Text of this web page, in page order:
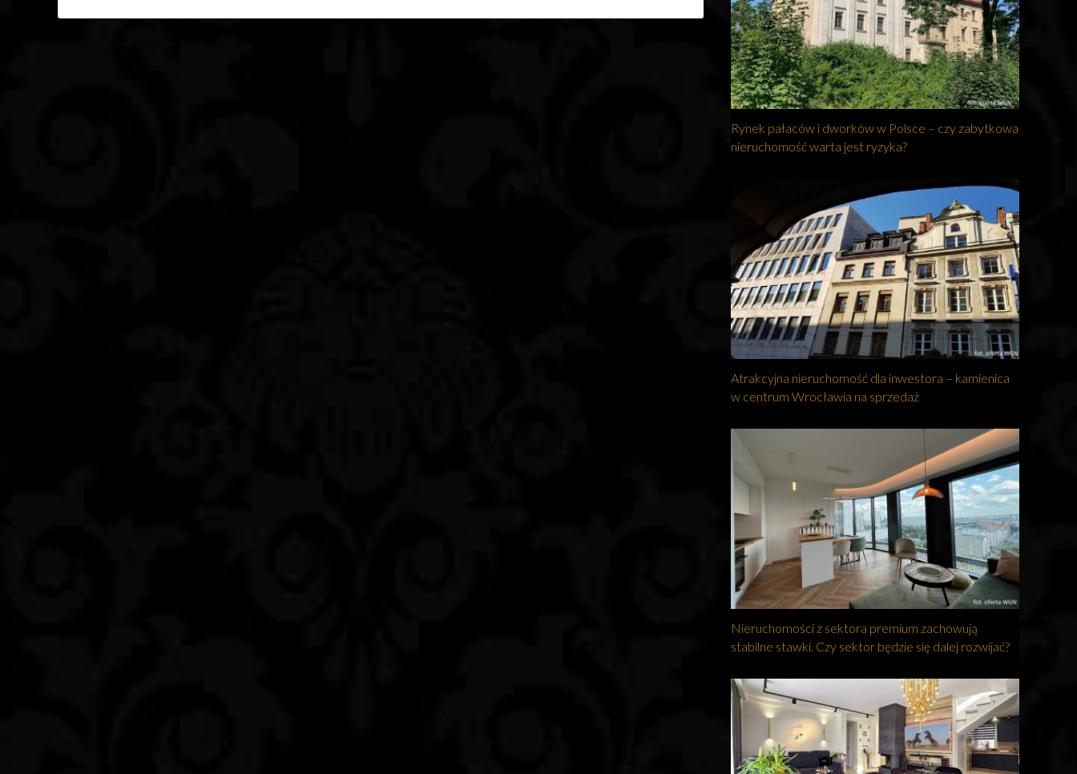
Rynek pałaców i dworków w Polsce – czy zabytkowa
nieruchomość warta jest ryzyka?
Atrakcyjna nieruchomość dla inwestora – kamienica
w centrum Wrocławia na sprzedaż
Nieruchomości z sektora premium zachowują
stabilne stawki. Czy sektor będzie się dalej rozwijać?